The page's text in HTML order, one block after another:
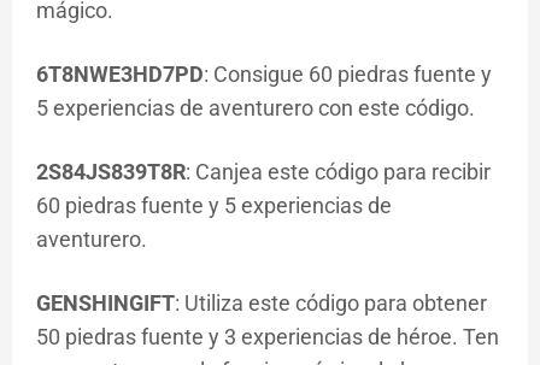
mágico.
6T8NWE3HD7PD: Consigue 60 piedras fuente y
5 experiencias de aventurero con este código.
2S84JS839T8R: Canjea este código para recibir
60 piedras fuente y 5 experiencias de
aventurero.
GENSHINGIFT: Utiliza este código para obtener
50 piedras fuente y 3 experiencias de héroe. Ten